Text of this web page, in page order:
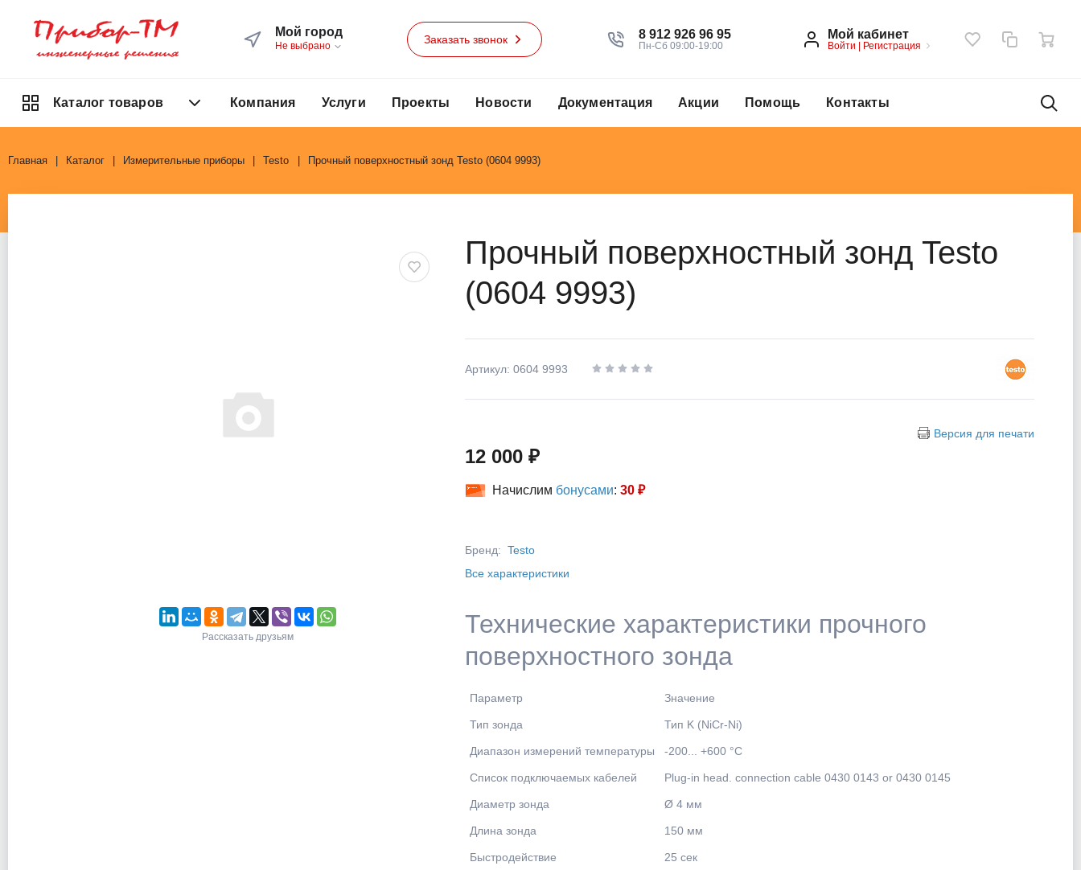
Мой город
Не выбрано
Заказать звонок 8 912 926 96 95
Пн-Сб 09:00-19:00
Мой кабинет
Войти | Регистрация
Каталог товаров Компания Услуги Проекты Новости Документация Акции Помощь Контакты
Главная Каталог Измерительные приборы Testo Прочный поверхностный зонд Testo (0604 9993)
Рассказать друзьям
Прочный поверхностный зонд Testo
(0604 9993)
Артикул: 0604 9993
Версия для печати
12 000 ₽
Начислим бонусами: 30 ₽
Бренд: Testo
Все характеристики
Технические характеристики прочного
поверхностного зонда
Параметр Значение
Тип зонда Тип K (NiCr-Ni)
Диапазон измерений температуры -200... +600 °C
Список подключаемых кабелей Plug-in head. connection cable 0430 0143 or 0430 0145
Диаметр зонда Ø 4 мм
Длина зонда 150 мм
Быстродействие 25 сек